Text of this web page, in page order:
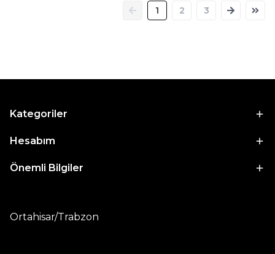
1 2 3
Kategoriler
Hesabım
Önemli Bilgiler
Ortahisar/Trabzon